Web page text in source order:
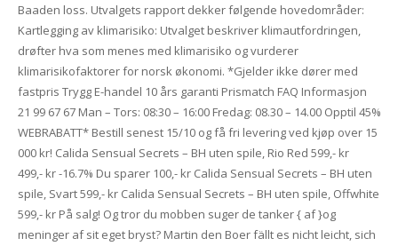
Baaden loss. Utvalgets rapport dekker følgende hovedområder:
Kartlegging av klimarisiko: Utvalget beskriver klimautfordringen,
drøfter hva som menes med klimarisiko og vurderer
klimarisikofaktorer for norsk økonomi. *Gjelder ikke dører med
fastpris Trygg E-handel 10 års garanti Prismatch FAQ Informasjon
21 99 67 67 Man – Tors: 08:30 – 16:00 Fredag: 08.30 – 14.00 Opptil 45%
WEBRABATT* Bestill senest 15/10 og få fri levering ved kjøp over 15
000 kr! Calida Sensual Secrets – BH uten spile, Rio Red 599,- kr
499,- kr -16.7% Du sparer 100,- kr Calida Sensual Secrets – BH uten
spile, Svart 599,- kr Calida Sensual Secrets – BH uten spile, Offwhite
599,- kr På salg! Og tror du mobben suger de tanker { af }og
meninger af sit eget bryst? Martin den Boer fällt es nicht leicht, sich